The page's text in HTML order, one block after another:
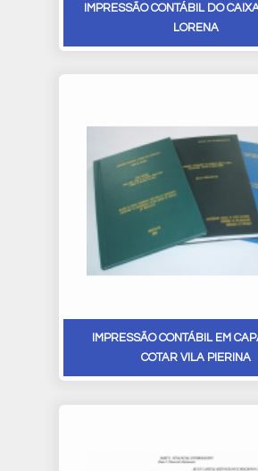
IMPRESSÃO CONTÁBIL DO
LORENA
IMPRESSÃO CONTÁBIL EM
COTAR VILA PIERINA